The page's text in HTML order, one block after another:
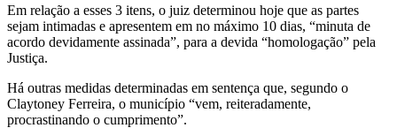
Em relação a esses 3 itens, o juiz determinou hoje que as partes
sejam intimadas e apresentem em no máximo 10 dias, “minuta de
acordo devidamente assinada”, para a devida “homologação” pela
Justiça.
Há outras medidas determinadas em sentença que, segundo o
Claytoney Ferreira, o município “vem, reiteradamente,
procrastinando o cumprimento”.